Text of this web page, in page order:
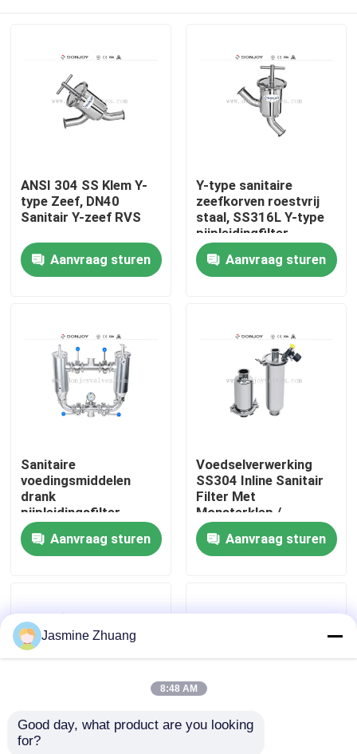
Producten
video's
Fabriekstocht
Kwaliteitscontrole
Nieuws
Sanitaire Diafragmaklep
ANSI 304 SS Klem Y-
type Zeef, DN40
Sanitair Y-zeef RVS
Aanvraag sturen
Y-type sanitaire
zeefkorven roestvrij
staal, SS316L Y-type
pijpleidingfilter
Aanvraag sturen
Sanitaire
voedingsmiddelen
drank
pijpleidingsfilter,
SS304 duplex
waterfilter
Aanvraag sturen
Voedselverwerking
SS304 Inline Sanitair
Filter Met
Monsterklep /
Afvoerklep
Aanvraag sturen
40 inch hygiënische
Jasmine Zhuang
8:48 AM
Good day, what product are you looking
for?